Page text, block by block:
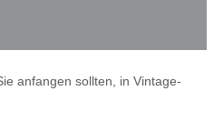
anfangen sollten, in Vintage-